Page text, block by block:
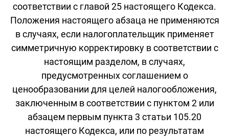
соответствии с главой 25 настоящего Кодекса.
Положения настоящего абзаца не применяются
в случаях, если налогоплательщик применяет
симметричную корректировку в соответствии с
настоящим разделом, в случаях,
предусмотренных соглашением о
ценообразовании для целей налогообложения,
заключенным в соответствии с пунктом 2 или
абзацем первым пункта 3 статьи 105.20
настоящего Кодекса, или по результатам